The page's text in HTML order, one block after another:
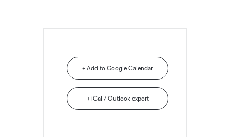
+ Add to Google Calendar
+ iCal / Outlook export